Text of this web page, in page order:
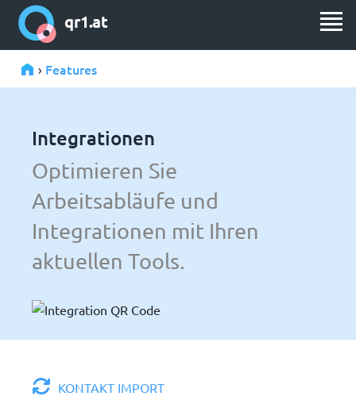
qr1.at
› Features
Integrationen
Optimieren Sie
Arbeitsabläufe und
Integrationen mit Ihren
aktuellen Tools.
KONTAKT IMPORT